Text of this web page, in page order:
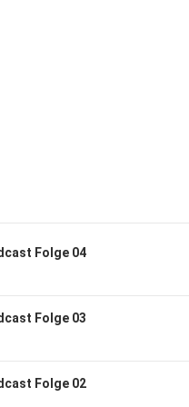
Folge 04
Folge 03
Folge 02